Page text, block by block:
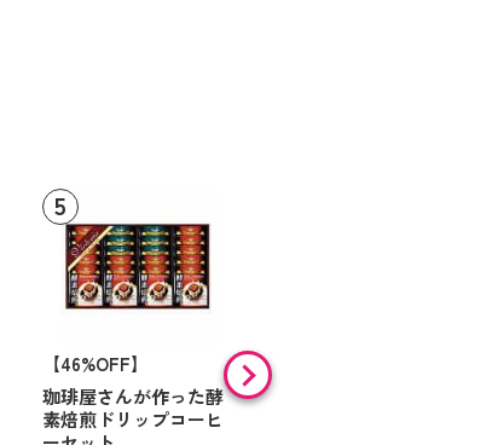
【46%OFF】
珈琲屋さんが作った酵
素焙煎ドリップコーヒ
【9%OFF】
アラン・ド・パリ ショ